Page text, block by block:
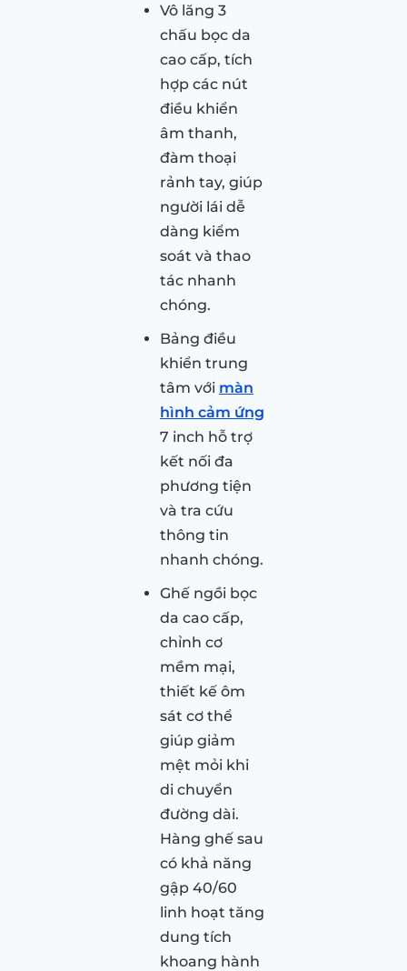
Vô lăng 3
chấu bọc da
cao cấp, tích
hợp các nút
điều khiển
âm thanh,
đàm thoại
rảnh tay, giúp
người lái dễ
dàng kiểm
soát và thao
tác nhanh
chóng.
Bảng điều
khiển trung
tâm với màn
hình cảm ứng
7 inch hỗ trợ
kết nối đa
phương tiện
và tra cứu
thông tin
nhanh chóng.
Ghế ngồi bọc
da cao cấp,
chỉnh cơ
mềm mại,
thiết kế ôm
sát cơ thể
giúp giảm
mệt mỏi khi
di chuyển
đường dài.
Hàng ghế sau
có khả năng
gập 40/60
linh hoạt tăng
dung tích
khoang hành